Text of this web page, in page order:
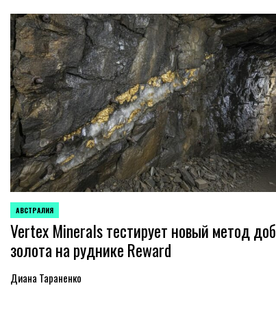
ОПУБЛИКОВАНО
В
АВСТРАЛИЯ
Vertex Minerals тестирует новый метод
золота на руднике Reward
Диана Тараненко